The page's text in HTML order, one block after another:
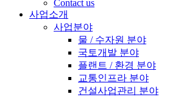
Contact us
사업소개
사업분야
물 / 수자원 분야
국토개발 분야
플랜트 / 환경 분야
교통인프라 분야
건설사업관리 분야